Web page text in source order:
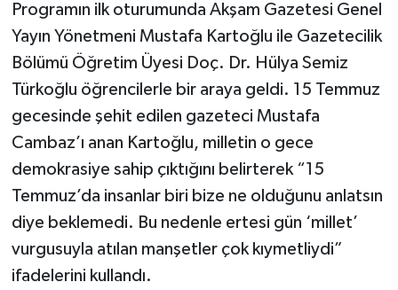
Programın ilk oturumunda Akşam Gazetesi Genel
Yayın Yönetmeni Mustafa Kartoğlu ile Gazetecilik
Bölümü Öğretim Üyesi Doç. Dr. Hülya Semiz
Türkoğlu öğrencilerle bir araya geldi. 15 Temmuz
gecesinde şehit edilen gazeteci Mustafa
Cambaz’ı anan Kartoğlu, milletin o gece
demokrasiye sahip çıktığını belirterek “15
Temmuz’da insanlar biri bize ne olduğunu anlatsın
diye beklemedi. Bu nedenle ertesi gün ‘millet’
vurgusuyla atılan manşetler çok kıymetliydi”
ifadelerini kullandı.